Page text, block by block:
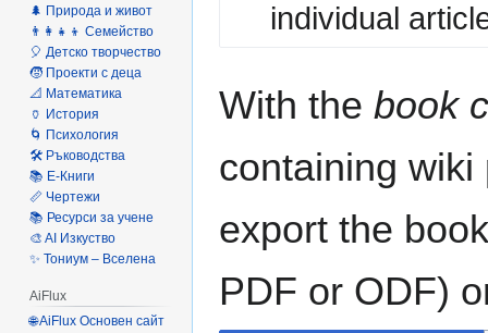
individual
With the book
containing wiki
export the
PDF or ODF)
🌲 Природа и живот
👨‍👩‍👧‍👦 Семейство
🎈 Детско творчество
🧒 Проекти с деца
📐 Математика
🏺 История
🌀 Психология
🛠️ Ръководства
📚 Е-Книги
📏 Чертежи
📚 Ресурси за учене
🎨 AI Изкуство
✨ Тониум – Вселена
AiFlux
🌐 AiFlux Основен сайт